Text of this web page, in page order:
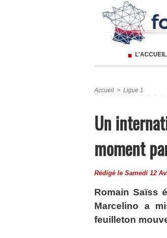
L'ACCUEIL
Accueil > Ligue 1
Un
moment
Rédigé le Samedi 12
Romain Saïss
Marcelino a
feuilleton